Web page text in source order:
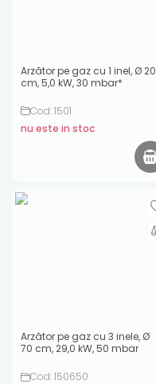
Arzător pe gaz cu 1 inel, Ø 20
cm, 5,0 kW, 30 mbar*
Cod: 1501
nu este in stoc
Arzător pe gaz cu 3 inele, Ø
70 cm, 29,0 kW, 50 mbar
Cod: 150650